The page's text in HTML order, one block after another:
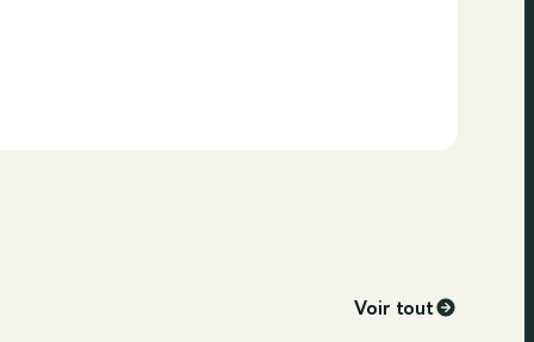
Voir tout